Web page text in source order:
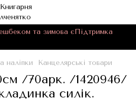
та зимова єПідтримка
наліпки Канцелярські товари
/70арк. /1420946/
силік.